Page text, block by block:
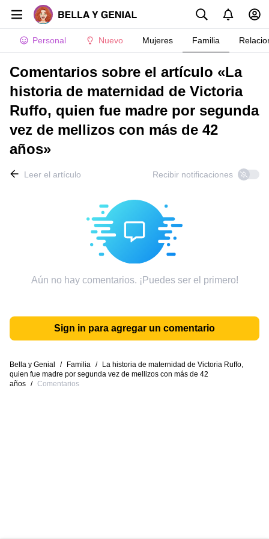
Personal Nuevo Mujeres Familia
Comentarios sobre el artículo «La
historia de maternidad de Victoria
Ruffo, quien fue madre por segunda
vez de mellizos con más de 42
años»
Leer el artículo Recibir notificaciones
Aún no hay comentarios. ¡Puedes ser el primero!
Sign in para agregar un comentario
Bella y Genial / Familia /
La historia de maternidad de Victoria Ruffo,
quien fue madre por segunda vez de mellizos con más de 42
años / Comentarios